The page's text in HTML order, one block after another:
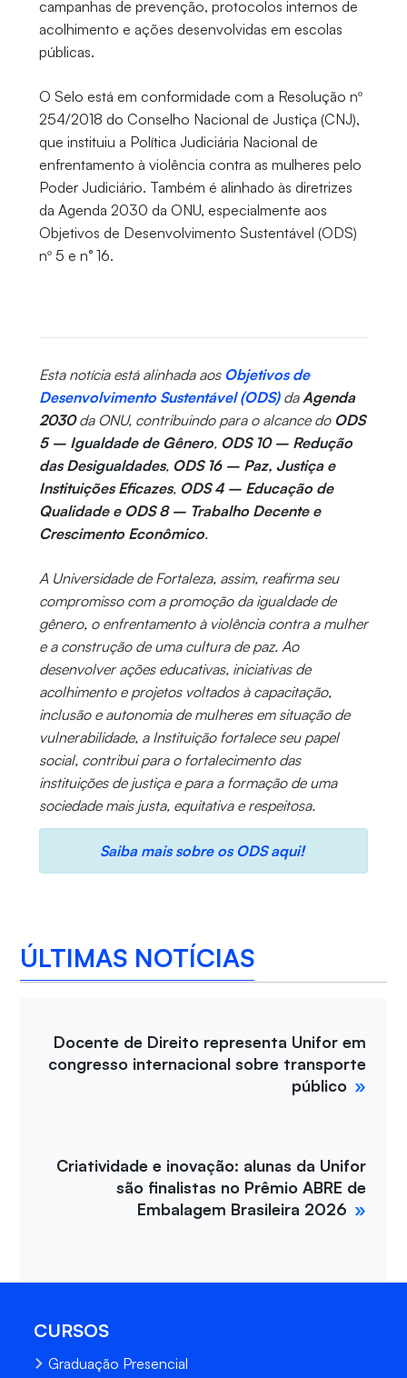
campanhas de prevenção, protocolos internos de
acolhimento e ações desenvolvidas em escolas
públicas.
O Selo está em conformidade com a Resolução nº
254/2018 do Conselho Nacional de Justiça (CNJ),
que instituiu a Política Judiciária Nacional de
enfrentamento à violência contra as mulheres pelo
Poder Judiciário. Também é alinhado às diretrizes
da Agenda 2030 da ONU, especialmente aos
Objetivos de Desenvolvimento Sustentável (ODS)
nº 5 e n° 16.
Esta notícia está alinhada aos Objetivos de
Desenvolvimento Sustentável (ODS)daAgenda
2030da ONU, contribuindo para o alcance do ODS
5 – Igualdade de Gênero, ODS 10 – Redução
das Desigualdades, ODS 16 – Paz, Justiça e
Instituições Eficazes, ODS 4 – Educação de
Qualidade e ODS 8 – Trabalho Decente e
Crescimento Econômico.
A Universidade de Fortaleza, assim, reafirma seu
compromisso com a promoção da igualdade de
gênero, o enfrentamento à violência contra a mulher
e a construção de uma cultura de paz. Ao
desenvolver ações educativas, iniciativas de
acolhimento e projetos voltados à capacitação,
inclusão e autonomia de mulheres em situação de
vulnerabilidade, a Instituição fortalece seu papel
social, contribui para o fortalecimento das
instituições de justiça e para a formação de uma
sociedade mais justa, equitativa e respeitosa.
Saiba mais sobre os ODS aqui!
ÚLTIMAS NOTÍCIAS
Docente de Direito representa Unifor em
congresso internacional sobre transporte
público
Criatividade e inovação: alunas da Unifor
são finalistas no Prêmio ABRE de
Embalagem Brasileira 2026
CURSOS
Graduação Presencial